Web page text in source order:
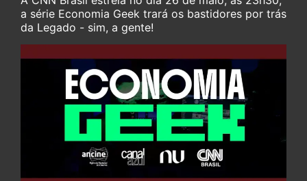
a série Economia Geek trará os bastidores por trás
da Legado - sim, a gente!